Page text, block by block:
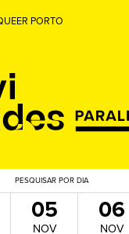
PORTO
PESQUISAR POR DIA
05
NOV
06
NOV